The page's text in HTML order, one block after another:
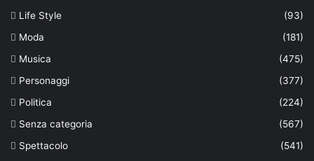
Life Style
(93)
Moda
(181)
Musica
(475)
Personaggi
(377)
Politica
(224)
Senza categoria
(567)
Spettacolo
(541)